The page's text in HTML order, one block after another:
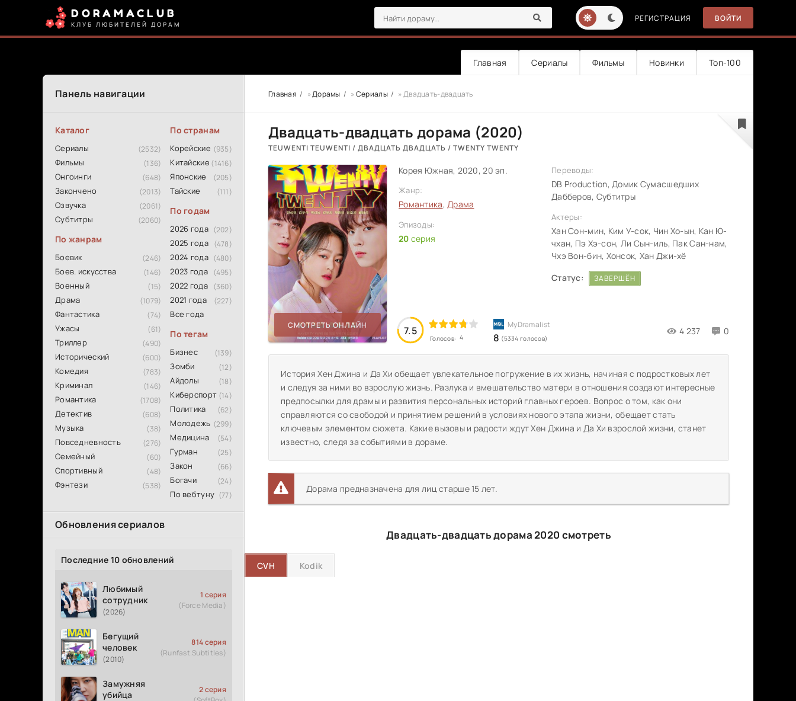
DORAMACLUB
КЛУБ ЛЮБИТЕЛЕЙ ДОРАМ
РЕГИСТРАЦИЯ ВОЙТИ
Главная Сериалы Фильмы Новинки Топ-100
Панель навигации
Каталог
Сериалы (2532)
Фильмы (136)
Онгоинги (648)
Закончено (2013)
Озвучка (2061)
Субтитры (2060)
По жанрам
Боевик (246)
Боев. искусства (146)
Военный (15)
Драма (1079)
Фантастика (74)
Ужасы (61)
Триллер (490)
Исторический (600)
Комедия (783)
Криминал (146)
Романтика (1708)
Детектив (608)
Музыка (38)
Повседневность (276)
Семейный (60)
Спортивный (48)
Фэнтези (538)
По странам
Корейские (935)
Китайские (1416)
Японские (205)
Тайские (111)
По годам
2026 года (202)
2025 года (478)
2024 года (480)
2023 года (495)
2022 года (360)
2021 года (227)
Все года
По тегам
Бизнес (139)
Зомби (12)
Айдолы (18)
Киберспорт (14)
Политика (62)
Молодежь (299)
Медицина (54)
Гурман (25)
Закон (66)
Богачи (24)
По вебтуну (77)
Обновления сериалов
Последние 10 обновлений
Любимый
сотрудник
(2026)
1 серия
(Force Media)
Бегущий
человек
(2010)
814 серия
(Runfast.Subtitles)
Замужняя
убийца
2 серия
Главная »Дорамы » Сериалы » Двадцать-двадцать
Двадцать-двадцать дорама (2020)
TEUWENTI TEUWENTI / ДВАДЦАТЬ ДВАДЦАТЬ / TWENTY TWENTY
СМОТРЕТЬ ОНЛАЙН
Корея Южная, 2020, 20 эп.
Жанр:
Романтика,Драма
Эпизоды:
20 серия
7.5
Голосов: 4 8 (5334 голосов)
4 237 0
Переводы:
DB Production, Домик Сумасшедших
Дабберов, Субтитры
Актеры:
Хан Сон-мин, Ким У-сок, Чин Хо-ын, Кан Ю-
чхан, Пэ Хэ-сон, Ли Сын-иль, Пак Сан-нам,
Чхэ Вон-бин, Хонсок, Хан Джи-хё
Статус:
ЗАВЕРШЁН
История Хен Джина и Да Хи обещает увлекательное погружение в их жизнь, начиная с подростковых лет
и следуя за ними во взрослую жизнь. Разлука и вмешательство матери в отношения создают интересные
предпосылки для драмы и развития персональных историй главных героев. Вопрос о том, как они
справляются со свободой и принятием решений в условиях нового этапа жизни, обещает стать
ключевым элементом сюжета. Какие вызовы и радости ждут Хен Джина и Да Хи взрослой жизни, станет
известно, следя за событиями в дораме.
Дорама предназначена для лиц старше 15 лет.
Двадцать-двадцать дорама 2020 смотреть
CVH Kodik